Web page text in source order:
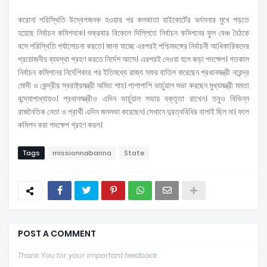
করোনা পরিস্থিতি উদ্বেগজনক হওয়ার পর কলকাতা হাইকোর্টের ভর্ৎসনার মুখে পড়তে
হয়েছে নির্বাচন কমিশনকে। শুক্রবার বিকেলে দিল্লিতে নির্বাচন কমিশনের ফুল বেঞ্চ বৈঠকে
বসে পরিস্থিতি পর্যালোচনা করতে। জানা যাচ্ছে এরপরই পশ্চিমবঙ্গের নির্বাচনী আধিকারিকদের
প্রয়োজনীয় ব্যবস্থা গ্রহণ করতে নির্দেশ আসে। এরপরই নেওয়া হলে কড়া পদক্ষেপ। গতকাল
নির্বাচন কমিশনের নির্দেশিকার পর ইতিমধ্যে রাজ্য সফর বাতিল করেছেন প্রধানমন্ত্রী নরেন্দ্র
মোদী ও কেন্দ্রীয় স্বরাষ্ট্রমন্ত্রী অমিত শাহ। পাশাপাশি ভার্চুয়াল সভা করছেন মুখ্যমন্ত্রী মমতা
বন্দ্যোপাধ্যায়ও। প্রধানমন্ত্রীও এদিন ভার্চুয়াল সভায় বক্তৃতা রাখেন। তবুও বিভিন্ন
রাজনৈতিক নেতা ও প্রার্থী এদিন জনসভা করেছেন। সেখানে দুরত্ববিধির বালাই ছিল না। ফলে
কমিশন করা পদক্ষেপ গ্রহণ করল।
Tags missionnabanna State
POST A COMMENT
Thank You for your important feedback